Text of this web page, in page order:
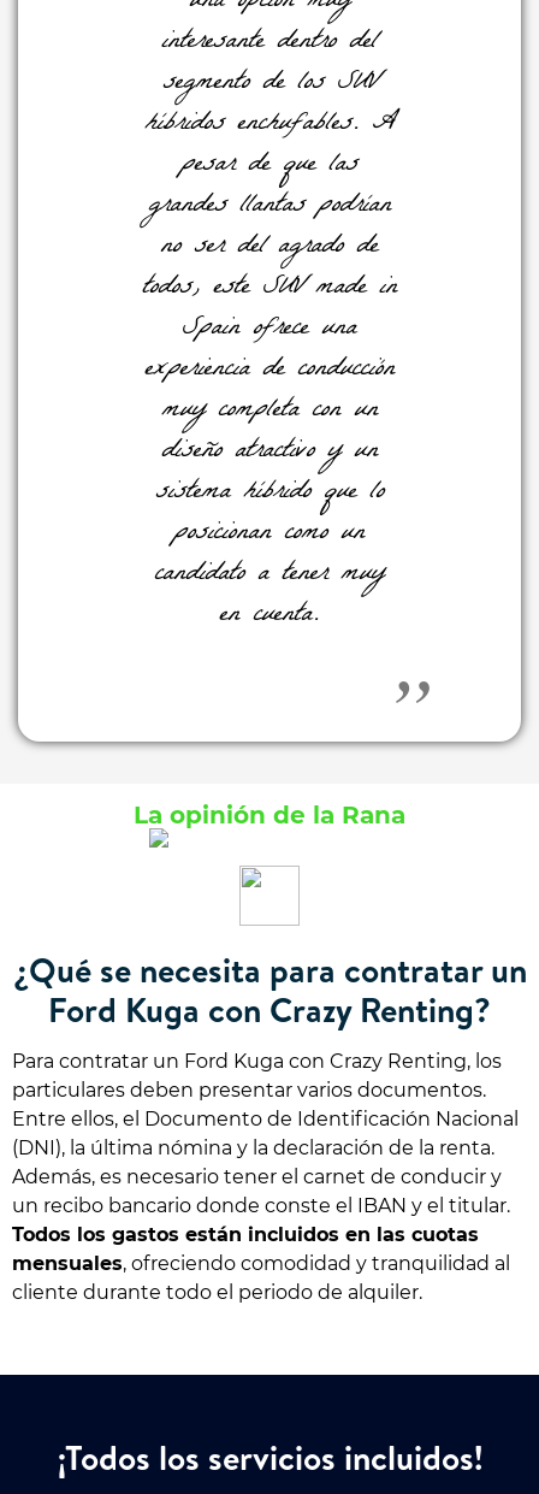
interesante dentro del
segmento de los SUV
híbridos enchufables. A
pesar de que las
grandes llantas podrían
no ser del agrado de
todos, este SUV made in
Spain ofrece una
experiencia de conducción
muy completa con un
diseño atractivo y un
sistema híbrido que lo
posicionan como un
candidato a tener muy
en cuenta.
La opinión de la Rana
¿Qué se necesita para contratar un
Ford Kuga con Crazy Renting?
Para contratar un Ford Kuga con Crazy Renting, los
particulares deben presentar varios documentos.
Entre ellos, el Documento de Identificación Nacional
(DNI), la última nómina y la declaración de la renta.
Además, es necesario tener el carnet de conducir y
un recibo bancario donde conste el IBAN y el titular.
Todos los gastos están incluidos en las cuotas
mensuales, ofreciendo comodidad y tranquilidad al
cliente durante todo el periodo de alquiler.
¡Todos los servicios incluidos!